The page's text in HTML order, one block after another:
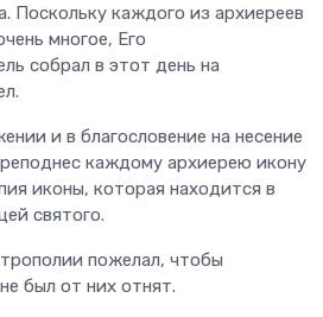
Поскольку каждого из архиереев
многое, Его
собрал в этот день на
и в благословение на несение
каждому архиерею икону
иконы, которая находится в
святого.
пожелал, чтобы
был от них отнят.